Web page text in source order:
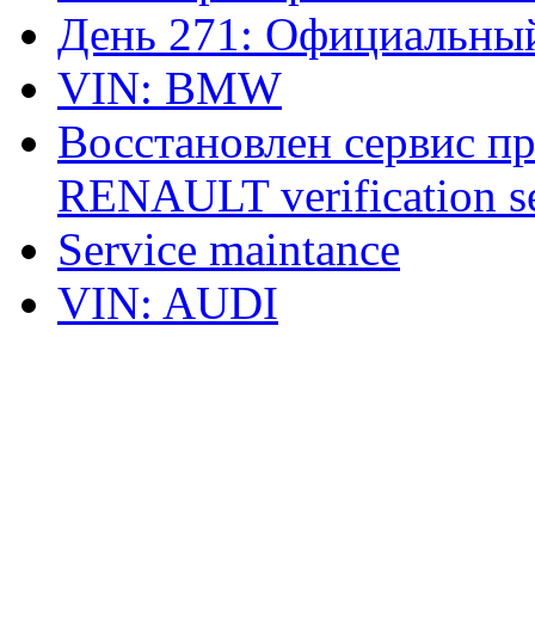
День 271:
VIN: BMW
Восстановлен сервис
RENAULT verification
Service maintance
VIN: AUDI